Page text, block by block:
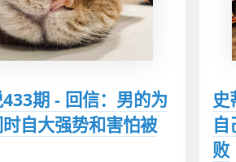
期 - 回信：男的为
自大强势和害怕被
史
败